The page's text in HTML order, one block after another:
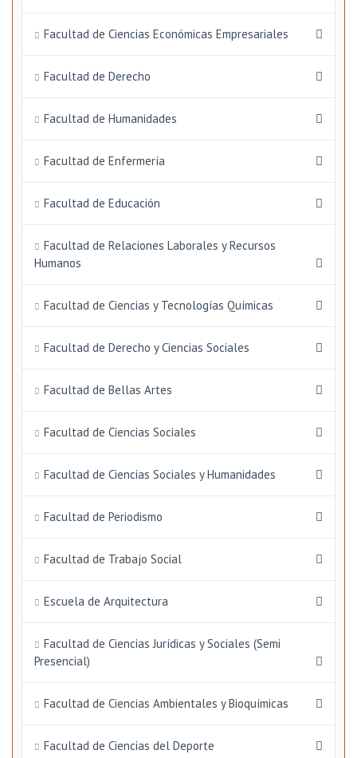
Facultad de Ciencias Económicas Empresariales
Facultad de Derecho
Facultad de Humanidades
Facultad de Enfermería
Facultad de Educación
Facultad de Relaciones Laborales y Recursos
Humanos
Facultad de Ciencias y Tecnologías Químicas
Facultad de Derecho y Ciencias Sociales
Facultad de Bellas Artes
Facultad de Ciencias Sociales
Facultad de Ciencias Sociales y Humanidades
Facultad de Periodismo
Facultad de Trabajo Social
Escuela de Arquitectura
Facultad de Ciencias Jurídicas y Sociales (Semi
Presencial)
Facultad de Ciencias Ambientales y Bioquímicas
Facultad de Ciencias del Deporte